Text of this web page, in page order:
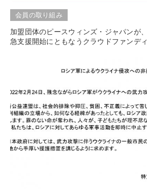
会員の取り組み
加盟団体のピースウィンズ・ジャパンが
急支援開始にともなうクラウドファンデ